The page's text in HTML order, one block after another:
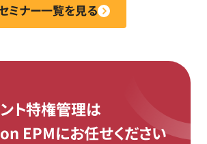
ミナー一覧を見る
ト特権管理は
EPMにお任せください